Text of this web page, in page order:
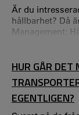
Är du
hållbarhet? Då
Management:
HUR GÅR DET
EGENTLIGEN?